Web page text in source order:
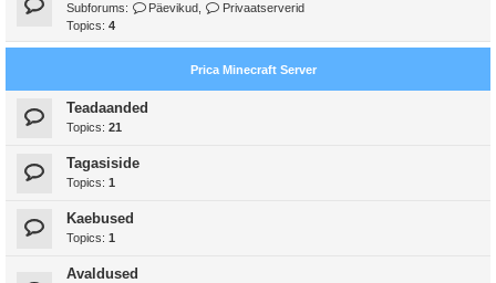
Subforums: Päevikud
Privaatserverid
Topics: 4
Prica Minecraft Server
Teadaanded
Topics: 21
Tagasiside
Topics: 1
Kaebused
Topics: 1
Avaldused